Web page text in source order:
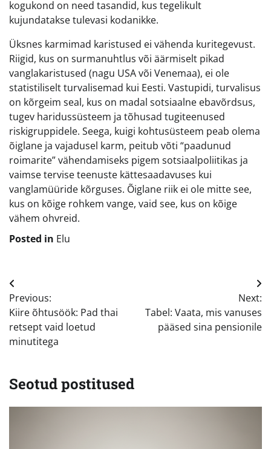
kogukond on need tasandid, kus tegelikult
kujundatakse tulevasi kodanikke.
Üksnes karmimad karistused ei vähenda kuritegevust.
Riigid, kus on surmanuhtlus või äärmiselt pikad
vanglakaristused (nagu USA või Venemaa), ei ole
statistiliselt turvalisemad kui Eesti. Vastupidi, turvalisus
on kõrgeim seal, kus on madal sotsiaalne ebavõrdsus,
tugev haridussüsteem ja tõhusad tugiteenused
riskigruppidele. Seega, kuigi kohtusüsteem peab olema
õiglane ja vajadusel karm, peitub võti “paadunud
roimarite” vähendamiseks pigem sotsiaalpoliitikas ja
vaimse tervise teenuste kättesaadavuses kui
vanglamüüride kõrguses. Õiglane riik ei ole mitte see,
kus on kõige rohkem vange, vaid see, kus on kõige
vähem ohvreid.
Posted in Elu
Navigeerimine
Previous:
Kiire õhtusöök: Pad thai
retsept vaid loetud
minutitega
Next:
Tabel: Vaata, mis vanuses
pääsed sina pensionile
Seotud postitused